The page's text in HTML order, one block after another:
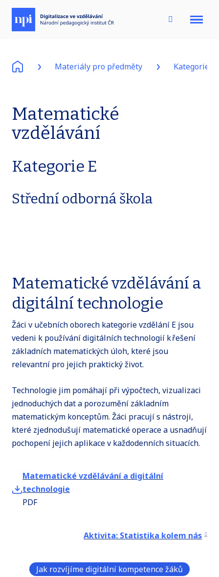
Menu
Materiály pro předměty Kategorie E
Matematické
vzdělávání
Kategorie E
Střední odborná škola
Matematické vzdělávání a
digitální technologie
Žáci v učebních oborech kategorie vzdělání E jsou
vedeni k používání digitálních technologií k řešení
základních matematických úloh, které jsou
relevantní pro jejich praktický život.
Technologie jim pomáhají při výpočtech, vizualizaci
jednoduchých dat a porozumění základním
matematickým konceptům. Žáci pracují s nástroji,
které zjednodušují matematické operace a usnadňují
pochopení jejich aplikace v každodenních situacích.
Matematické vzdělávání a digitální
technologie
PDF
Aktivita: Statistika kolem nás
Jak rozvíjíme digitální kompetence žáků